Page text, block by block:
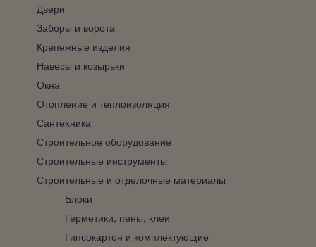
Двери
Заборы и ворота
Крепежные изделия
Навесы и козырьки
Окна
Отопление и теплоизоляция
Сантехника
Строительное оборудование
Строительные инструменты
Строительные и отделочные материалы
Блоки
Герметики, пены, клеи
Гипсокартон и комплектующие